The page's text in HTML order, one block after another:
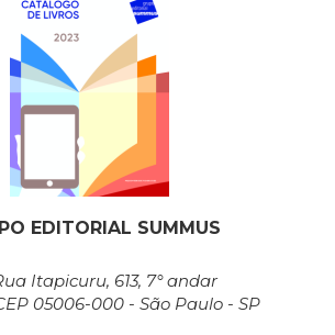
EDITORIAL SUMMUS
Itapicuru, 613, 7° andar
05006-000 - São Paulo - SP